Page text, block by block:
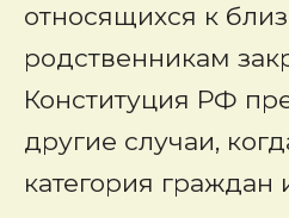
относящихся к
родственникам
Конституция РФ
другие случаи,
категория граждан